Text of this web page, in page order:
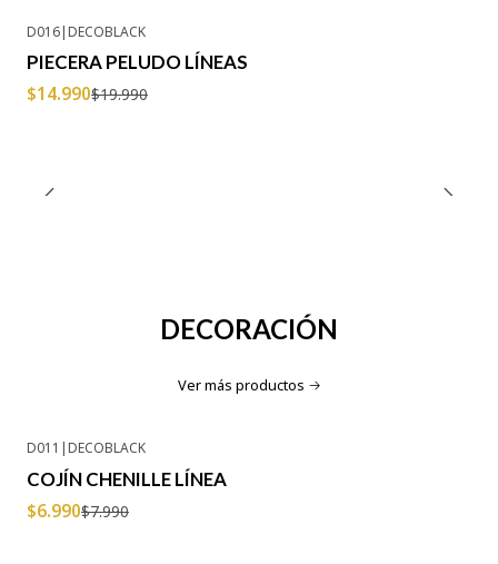
D016|DECOBLACK
PIECERA PELUDO LÍNEAS
$14.990$19.990
DECORACIÓN
Ver más productos
-13% OFF
D011 |DECOBLACK
COJÍN CHENILLE LÍNEA
$6.990$7.990